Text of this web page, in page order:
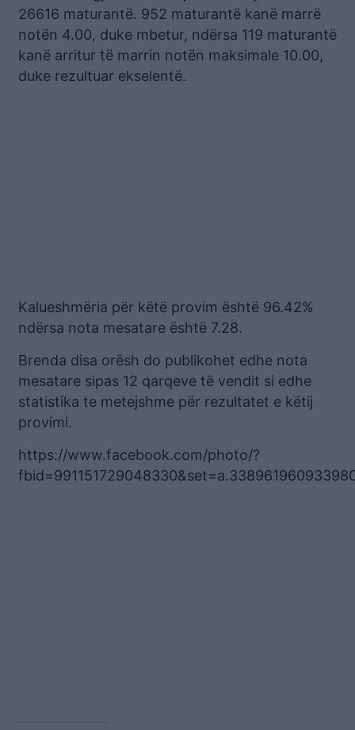
26616 maturantë. 952 maturantë kanë marrë
notën 4.00, duke mbetur, ndërsa 119 maturantë
kanë arritur të marrin notën maksimale 10.00,
duke rezultuar ekselentë.
Kalueshmëria për këtë provim është 96.42%
ndërsa nota mesatare është 7.28.
Brenda disa orësh do publikohet edhe nota
mesatare sipas 12 qarqeve të vendit si edhe
statistika te metejshme për rezultatet e këtij
provimi.
https://www.facebook.com/photo/?